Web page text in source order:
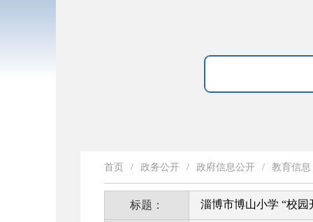
首页 / 政务公开 / 政府信息公开 / 教育信息
标题： 淄博市博山小学 “校